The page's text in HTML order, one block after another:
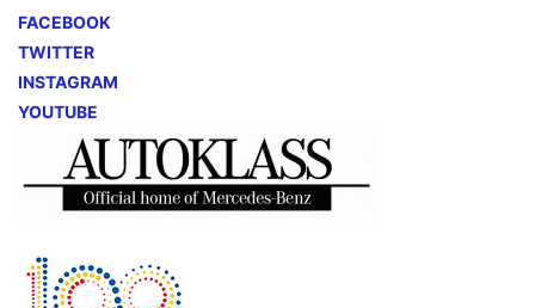
FACEBOOK
TWITTER
INSTAGRAM
YOUTUBE